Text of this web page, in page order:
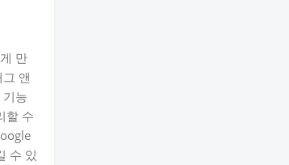
만
앤
능
할 수
수 있